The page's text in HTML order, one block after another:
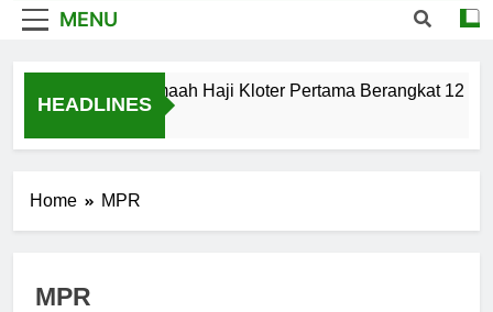
MENU
HEADLINES
Calon Jemaah Haji Kloter Pertama Berangkat 12
Home MPR
MPR